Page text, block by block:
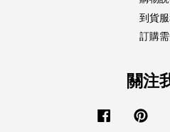
到貨
訂購
關注
Facebook